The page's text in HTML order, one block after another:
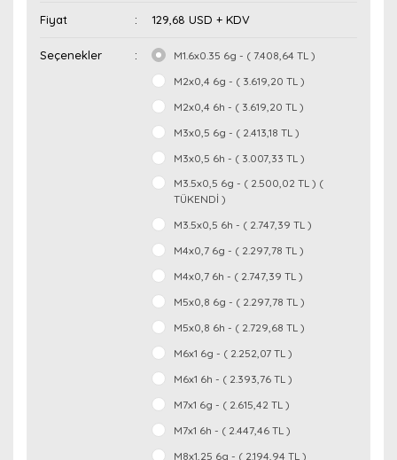
Fiyat 129,68 USD + KDV
Seçenekler
M1.6x0.35 6g - ( 7.408,64 TL )
M2x0,4 6g - ( 3.619,20 TL )
M2x0,4 6h - ( 3.619,20 TL )
M3x0,5 6g - ( 2.413,18 TL )
M3x0,5 6h - ( 3.007,33 TL )
M3.5x0,5 6g - ( 2.500,02 TL ) (
TÜKENDİ )
M3.5x0,5 6h - ( 2.747,39 TL )
M4x0,7 6g - ( 2.297,78 TL )
M4x0,7 6h - ( 2.747,39 TL )
M5x0,8 6g - ( 2.297,78 TL )
M5x0,8 6h - ( 2.729,68 TL )
M6x1 6g - ( 2.252,07 TL )
M6x1 6h - ( 2.393,76 TL )
M7x1 6g - ( 2.615,42 TL )
M7x1 6h - ( 2.447,46 TL )
M8x1,25 6g - ( 2.194,94 TL )